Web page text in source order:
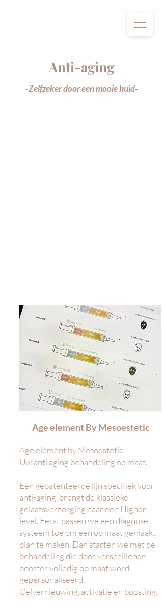
Anti-aging
-Zelfzeker door een mooie huid-
Age element By Mesoestetic
Age element by Mesoestetic
Uw anti aging behandeling op maat.
Een gepatenteerde lijn specifiek voor
anti-aging, brengt de klassieke
gelaatsverzorging naar een Higher
level. Eerst passen we een diagnose
systeem toe om een op maat gemaakt
plan te maken. Dan starten we met de
behandeling die door verschillende
booster volledig op maat word
gepersonaliseerd.
Celvernieuwing, activatie en boosting.